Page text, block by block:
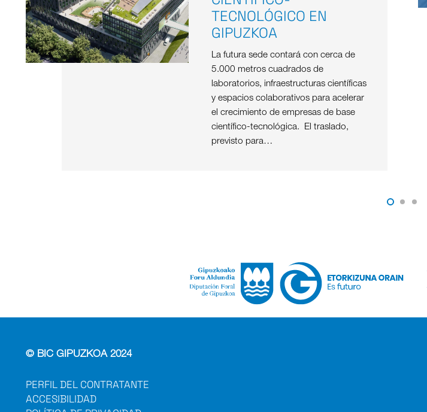
TECNOLÓGICO EN
GIPUZKOA
La futura sede contará con cerca de
5.000 metros cuadrados de
laboratorios, infraestructuras científicas
y espacios colaborativos para acelerar
el crecimiento de empresas de base
científico-tecnológica. El traslado,
previsto para…
© BIC GIPUZKOA 2024
PERFIL DEL CONTRATANTE
ACCESIBILIDAD